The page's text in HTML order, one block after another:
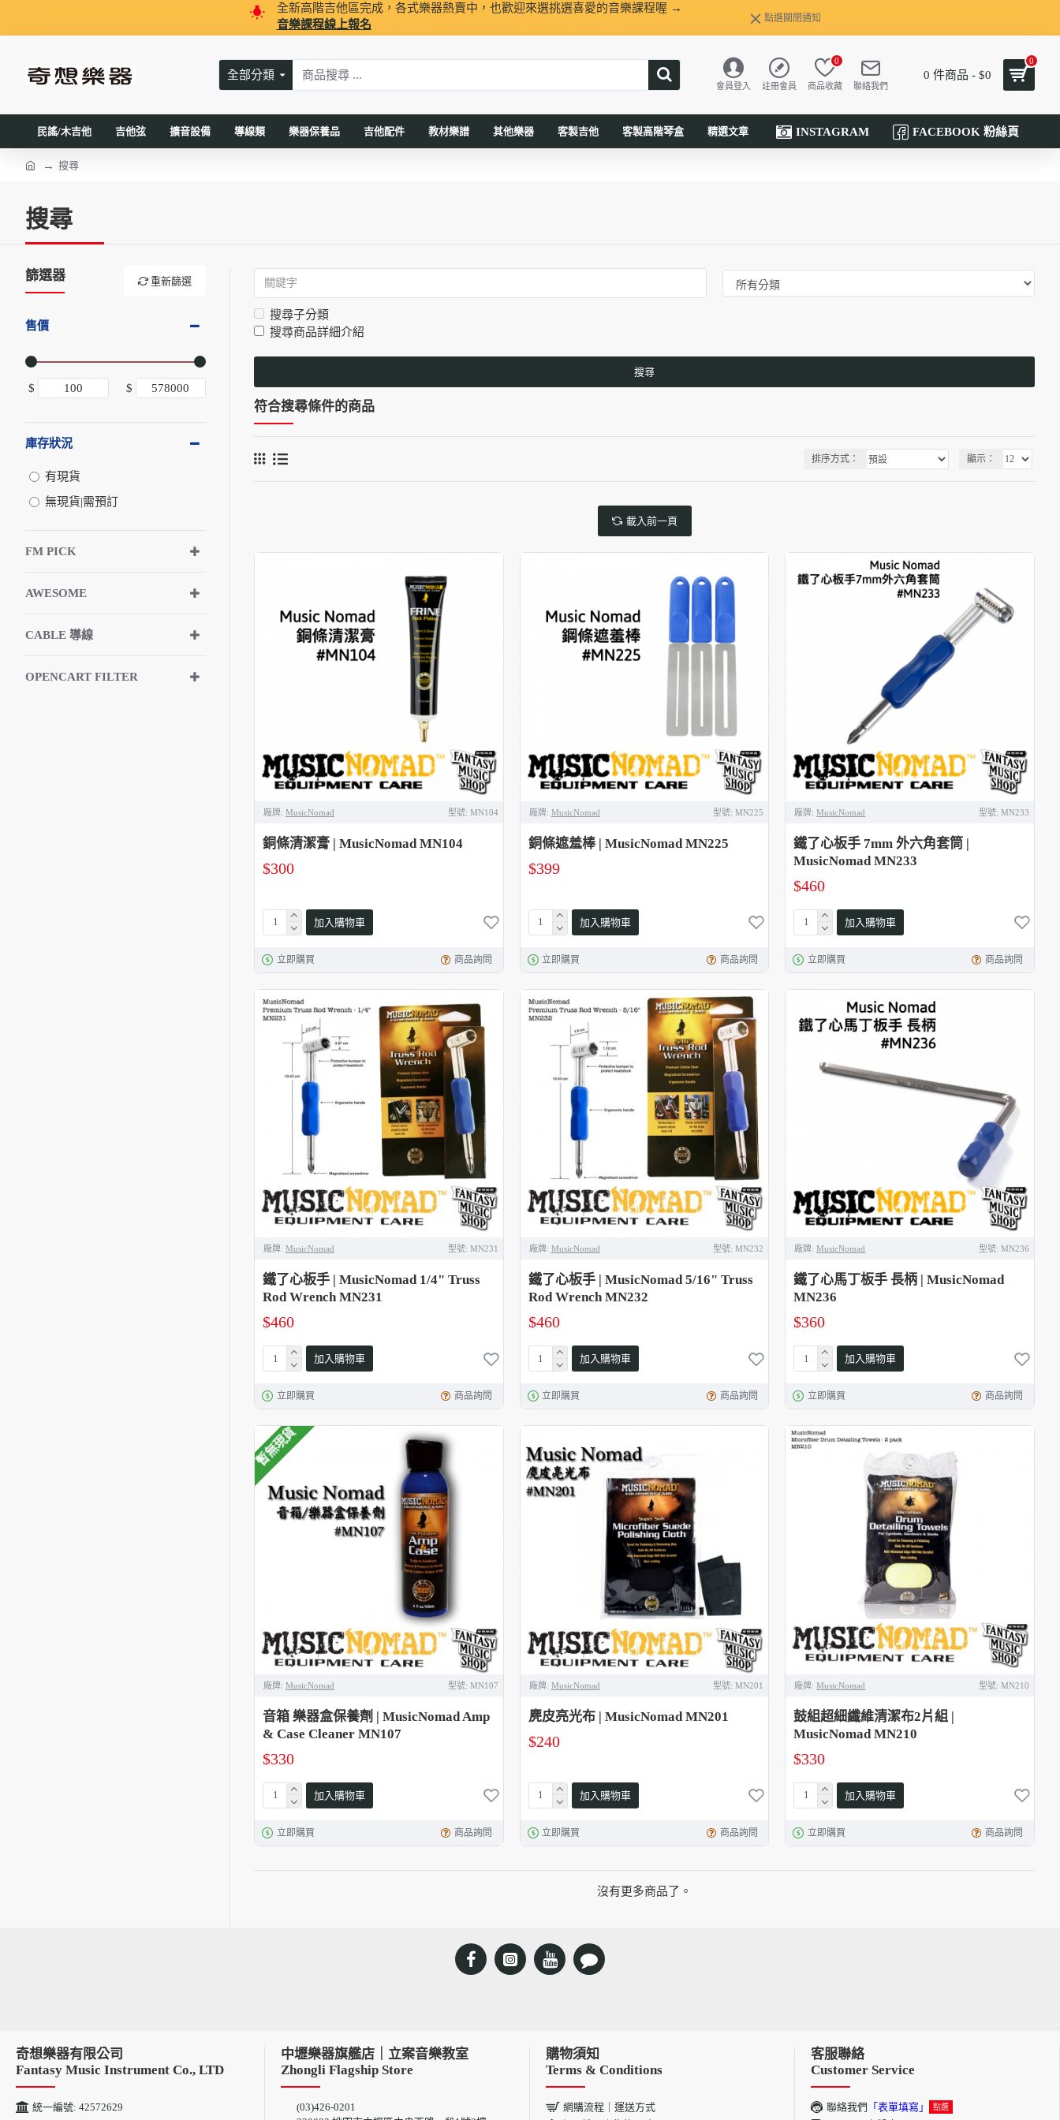
全新高階吉他區完成，各式樂器熱賣中，也歡迎來選挑選喜愛的音樂課程喔 →
音樂課程線上報名
點選關閉通知
全部分類
會員登入 註冊會員 商品收藏
0
聯絡我們
0 件商品 - $0
0
民謠/木吉他 吉他弦 擴音設備 導線類 樂器保養品 吉他配件 教材樂譜 其他樂器 客製吉他 客製高階琴盒 精選文章 INSTAGRAM FACEBOOK 粉絲頁
搜尋
搜尋
篩選器 重新篩選
售價
$ $
FM PICK
AWESOME
CABLE 導線
OPENCART FILTER
庫存狀況
有現貨
無現貨|需預訂
搜尋子分類
搜尋商品詳細介紹
搜尋
符合搜尋條件的商品
排序方式： 顯示：
載入前一頁
廠牌: MusicNomad 型號: MN104
銅條清潔膏 | MusicNomad MN104
$300
加入購物車
立即購買 商品詢問
廠牌: MusicNomad 型號: MN225
銅條遮羞棒 | MusicNomad MN225
$399
加入購物車
立即購買 商品詢問
廠牌: MusicNomad 型號: MN233
鐵了心板手 7mm 外六角套筒 |
MusicNomad MN233
$460
加入購物車
立即購買 商品詢問
廠牌: MusicNomad 型號: MN231
鐵了心板手 | MusicNomad 1/4" Truss
Rod Wrench MN231
$460
加入購物車
立即購買 商品詢問
廠牌: MusicNomad 型號: MN232
鐵了心板手 | MusicNomad 5/16" Truss
Rod Wrench MN232
$460
加入購物車
立即購買 商品詢問
廠牌: MusicNomad 型號: MN236
鐵了心馬丁板手 長柄 | MusicNomad
MN236
$360
加入購物車
立即購買 商品詢問
暫無現貨
廠牌: MusicNomad 型號: MN107
音箱 樂器盒保養劑 | MusicNomad Amp
& Case Cleaner MN107
$330
加入購物車
立即購買 商品詢問
廠牌: MusicNomad 型號: MN201
麂皮亮光布 | MusicNomad MN201
$240
加入購物車
立即購買 商品詢問
廠牌: MusicNomad 型號: MN210
鼓組超細纖維清潔布2片組 |
MusicNomad MN210
$330
加入購物車
立即購買 商品詢問
沒有更多商品了。
奇想樂器有限公司
Fantasy Music Instrument Co., LTD
統一編號: 42572629
中壢樂器旗艦店｜立案音樂教室
Zhongli Flagship Store
(03)426-0201
購物須知
Terms & Conditions
網購流程｜運送方式
客服聯絡
Customer Service
聯絡我們 「表單填寫」 點選